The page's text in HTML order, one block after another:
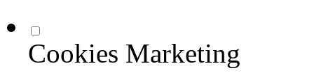
Cookies Marketing